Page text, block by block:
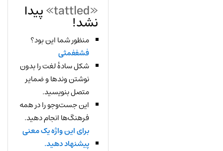
«tattled» پیدا
نشد!
منظور شما این بود؟
فشففمثی
شکل سادهٔ لغت را بدون
نوشتن وندها و ضمایر
متصل بنویسید.
این جست‌وجو را در همه
فرهنگ‌ها انجام دهید.
برای این واژه یک معنی
پیشنهاد دهید.